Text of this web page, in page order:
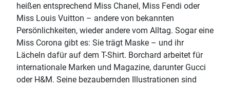
heißen entsprechend Miss Chanel, Miss Fendi oder
Miss Louis Vuitton – andere von bekannten
Persönlichkeiten, wieder andere vom Alltag. Sogar eine
Miss Corona gibt es: Sie trägt Maske – und ihr
Lächeln dafür auf dem T-Shirt. Borchard arbeitet für
internationale Marken und Magazine, darunter Gucci
oder H&M. Seine bezaubernden Illustrationen sind